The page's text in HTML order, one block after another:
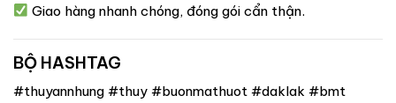
Giao hàng nhanh chóng, đóng gói cẩn thận.
BỘ HASHTAG
#thuyannhung #thuy #buonmathuot #daklak #bmt